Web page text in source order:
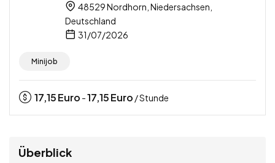
48529 Nordhorn, Niedersachsen,
Deutschland
31/07/2026
Minijob
17,15Euro -17,15Euro / Stunde
Überblick